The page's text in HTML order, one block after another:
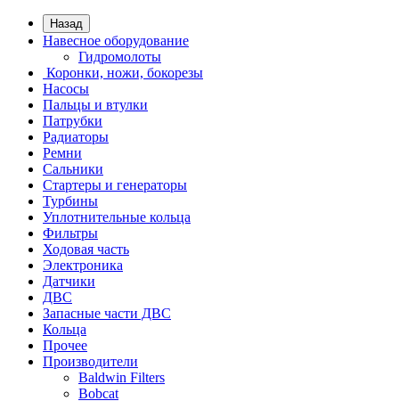
Назад
Навесное оборудование
Гидромолоты
Коронки, ножи, бокорезы
Насосы
Пальцы и втулки
Патрубки
Радиаторы
Ремни
Сальники
Стартеры и генераторы
Турбины
Уплотнительные кольца
Фильтры
Ходовая часть
Электроника
Датчики
ДВС
Запасные части ДВС
Кольца
Прочее
Производители
Baldwin Filters
Bobcat